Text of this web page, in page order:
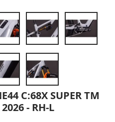
C:68X SUPER TM
- RH-L